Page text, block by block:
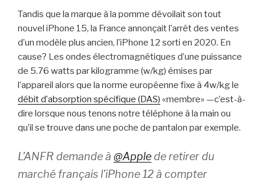
Tandis que la marque à la pomme dévoilait son tout
nouvel iPhone 15, la France annonçait l’arrêt des ventes
d’un modèle plus ancien, l’iPhone 12 sorti en 2020. En
cause? Les ondes électromagnétiques d’une puissance
de 5.76 watts par kilogramme (w/kg) émises par
l’appareil alors que la norme européenne fixe à 4w/kg le
débit d’absorption spécifique (DAS) «membre» —c’est-à-
dire lorsque nous tenons notre téléphone à la main ou
qu’il se trouve dans une poche de pantalon par exemple.
L’ANFR demande à @Applede retirer du
marché français l’iPhone 12 à compter